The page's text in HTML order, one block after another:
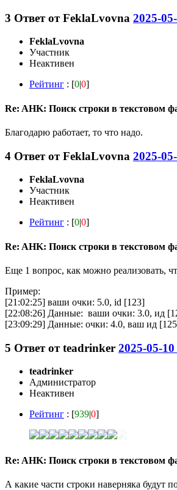
3 Ответ отFeklaLvovna 2025-
FeklaLvovna
Участник
Неактивен
Рейтинг : [0|0]
Re: AHK: Поиск строки в текстовом
Благодарю работает, то что надо.
4 Ответ отFeklaLvovna 2025-
FeklaLvovna
Участник
Неактивен
Рейтинг : [0|0]
Re: AHK: Поиск строки в текстовом
Еще 1 вопрос, как можно реализовать,
Пример:
[21:02:25] ваши очки: 5.0, id [123]
[22:08:26] Данные: ваши очки: 3.0, ид
[23:09:29] Данные: очки: 4.0, ваш ид
5 Ответ отteadrinker 2025-05-
teadrinker
Администратор
Неактивен
Рейтинг : [939|0]
Re: AHK: Поиск строки в текстовом
А какие части строки наверняка будут